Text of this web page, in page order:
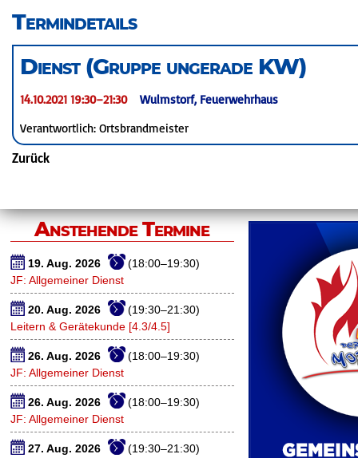
Termindetails
Dienst (Gruppe ungerade KW)
14.10.2021 19:30–21:30
Wulmstorf, Feuerwehrhaus
Verantwortlich: Ortsbrandmeister
Zurück
Anstehende Termine
19. Aug. 2026
(18:00–19:30)
JF: Allgemeiner Dienst
20. Aug. 2026
(19:30–21:30)
Leitern & Gerätekunde [4.3/4.5]
26. Aug. 2026
(18:00–19:30)
JF: Allgemeiner Dienst
26. Aug. 2026
(18:00–19:30)
JF: Allgemeiner Dienst
27. Aug. 2026
(19:30–21:30)